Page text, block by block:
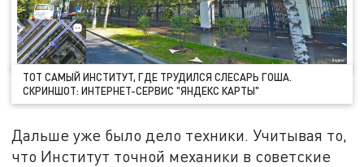
ТОТ САМЫЙ ИНСТИТУТ, ГДЕ ТРУДИЛСЯ СЛЕСАРЬ ГОША.
СКРИНШОТ: ИНТЕРНЕТ-СЕРВИС "ЯНДЕКС КАРТЫ"
Дальше уже было дело техники. Учитывая то,
что Институт точной механики в советские